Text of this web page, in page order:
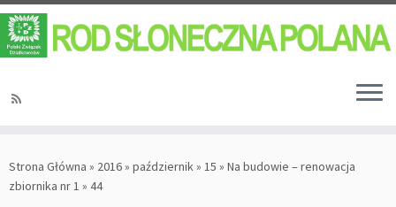
Strona Główna » 2016» październik» 15 » Na budowie – renowacja
zbiornika nr 1 » 44